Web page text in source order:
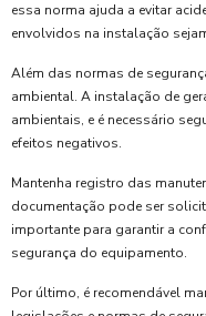
essa norma ajuda a evitar
envolvidos na instalação
Além das normas de
ambiental. A instalação de
ambientais, e é necessário
efeitos negativos.
Mantenha registro das
documentação pode ser
importante para garantir a
segurança do equipamento.
Por último, é recomendável